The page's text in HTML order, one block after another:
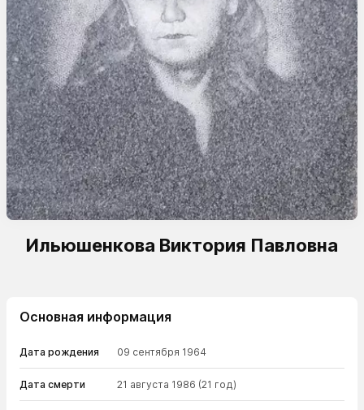
Ильюшенкова Виктория Павловна
Основная информация
Дата рождения 09 сентября 1964
Дата смерти 21 августа 1986 (21 год)